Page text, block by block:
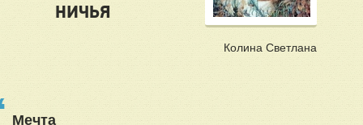
ничья
Колина Светлана
Мечта